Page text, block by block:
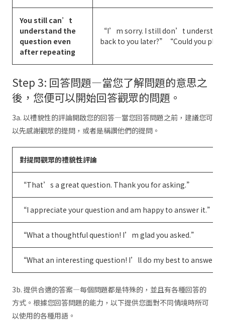
You still can’t
understand the
question even
after repeating
“I’m sorry. I still don’t
back to you later?”“Could you
Step 3: 回答問題—當您了解問題的意思之
後，您便可以開始回答觀眾的問題。
3a. 以禮貌性的評論開啟您的回答—當您回答問題之前，建議您可
以先感謝觀眾的提問，或者是稱讚他們的提問。
對提問觀眾的禮貌性評論
“That’s a great question. Thank you for asking.”
“I appreciate your question and am happy to answer it.”
“What a thoughtful question! I’m glad you asked.”
“What an interesting question! I’ll do my best to answer.”
3b. 提供合適的答案—每個問題都是特殊的，並且有各種回答的
方式。根據您回答問題的能力，以下提供您面對不同情境時所可
以使用的各種用語。